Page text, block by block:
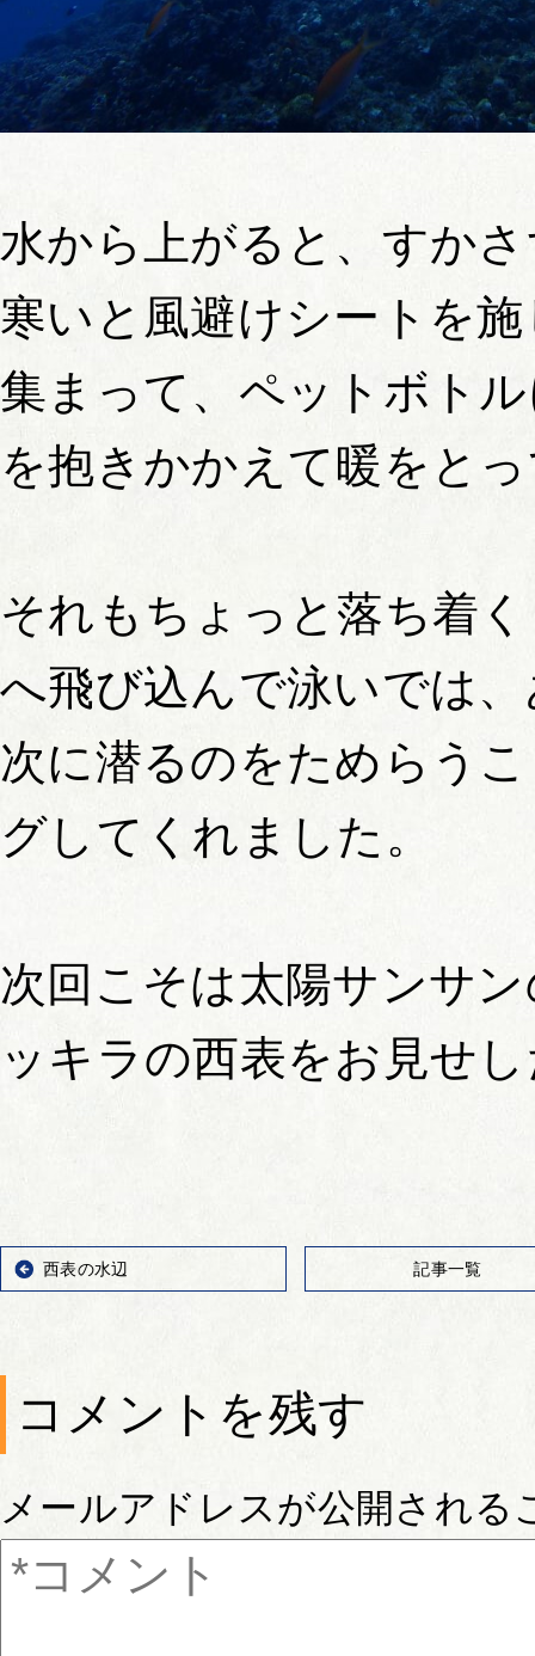
水から上がると、すか
寒いと風避けシートを
集まって、ペットボト
を抱きかかえて暖をと
それもちょっと落ち着
へ飛び込んで泳いでは
次に潜るのをためらう
グしてくれました。
次回こそは太陽サンサ
ッキラの西表をお見せ
西表の水辺 記事一覧
コメントを残す
メールアドレスが公開される